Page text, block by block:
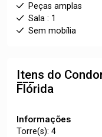
Peças amplas
Sala : 1
Sem mobília
Itens do
Flórida
Informações
Torre(s): 4